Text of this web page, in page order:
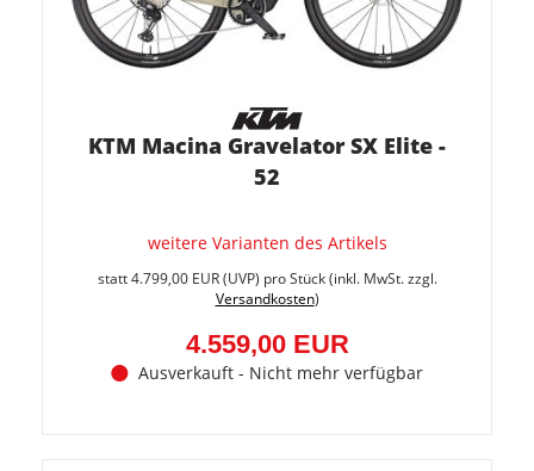
KTM Macina Gravelator SX Elite -
52
weitere Varianten des Artikels
statt4.799,00 EUR(UVP) pro Stück (inkl. MwSt. zzgl.
Versandkosten)
4.559,00 EUR
Ausverkauft - Nicht mehr verfügbar